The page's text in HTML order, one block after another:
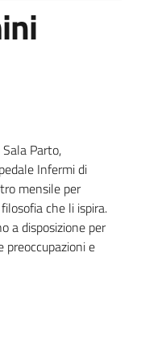
Parto,
Infermi di
mensile per
che li ispira.
a disposizione per
preoccupazioni e